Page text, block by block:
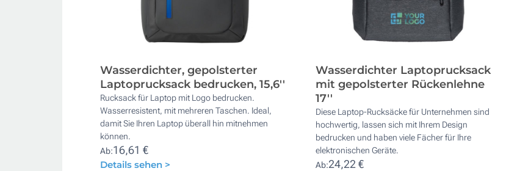
Wasserdichter, gepolsterter
Laptoprucksack bedrucken, 15,6''
Rucksack für Laptop mit Logo bedrucken.
Wasserresistent, mit mehreren Taschen. Ideal,
damit Sie Ihren Laptop überall hin mitnehmen
können.
Ab:16,61 €
Details sehen >
Wasserdichter Laptoprucksack
mit gepolsterter Rückenlehne
17''
Diese Laptop-Rucksäcke für Unternehmen sind
hochwertig, lassen sich mit Ihrem Design
bedrucken und haben viele Fächer für Ihre
elektronischen Geräte.
Ab:24,22 €